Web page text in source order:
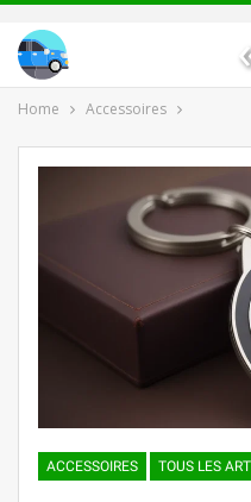
Home Accessoires
ACCESSOIRES TOUS LES